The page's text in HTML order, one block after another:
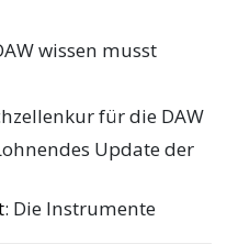
wissen musst
für die DAW
Update der
: Die Instrumente